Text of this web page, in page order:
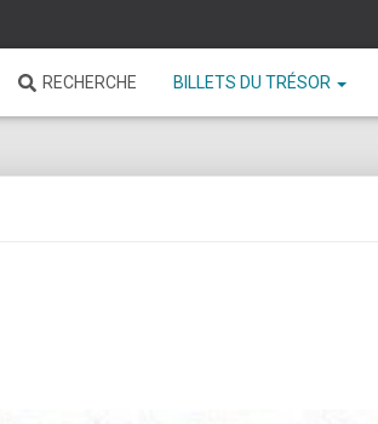
RECHERCHE BILLETS DU TRÉSOR